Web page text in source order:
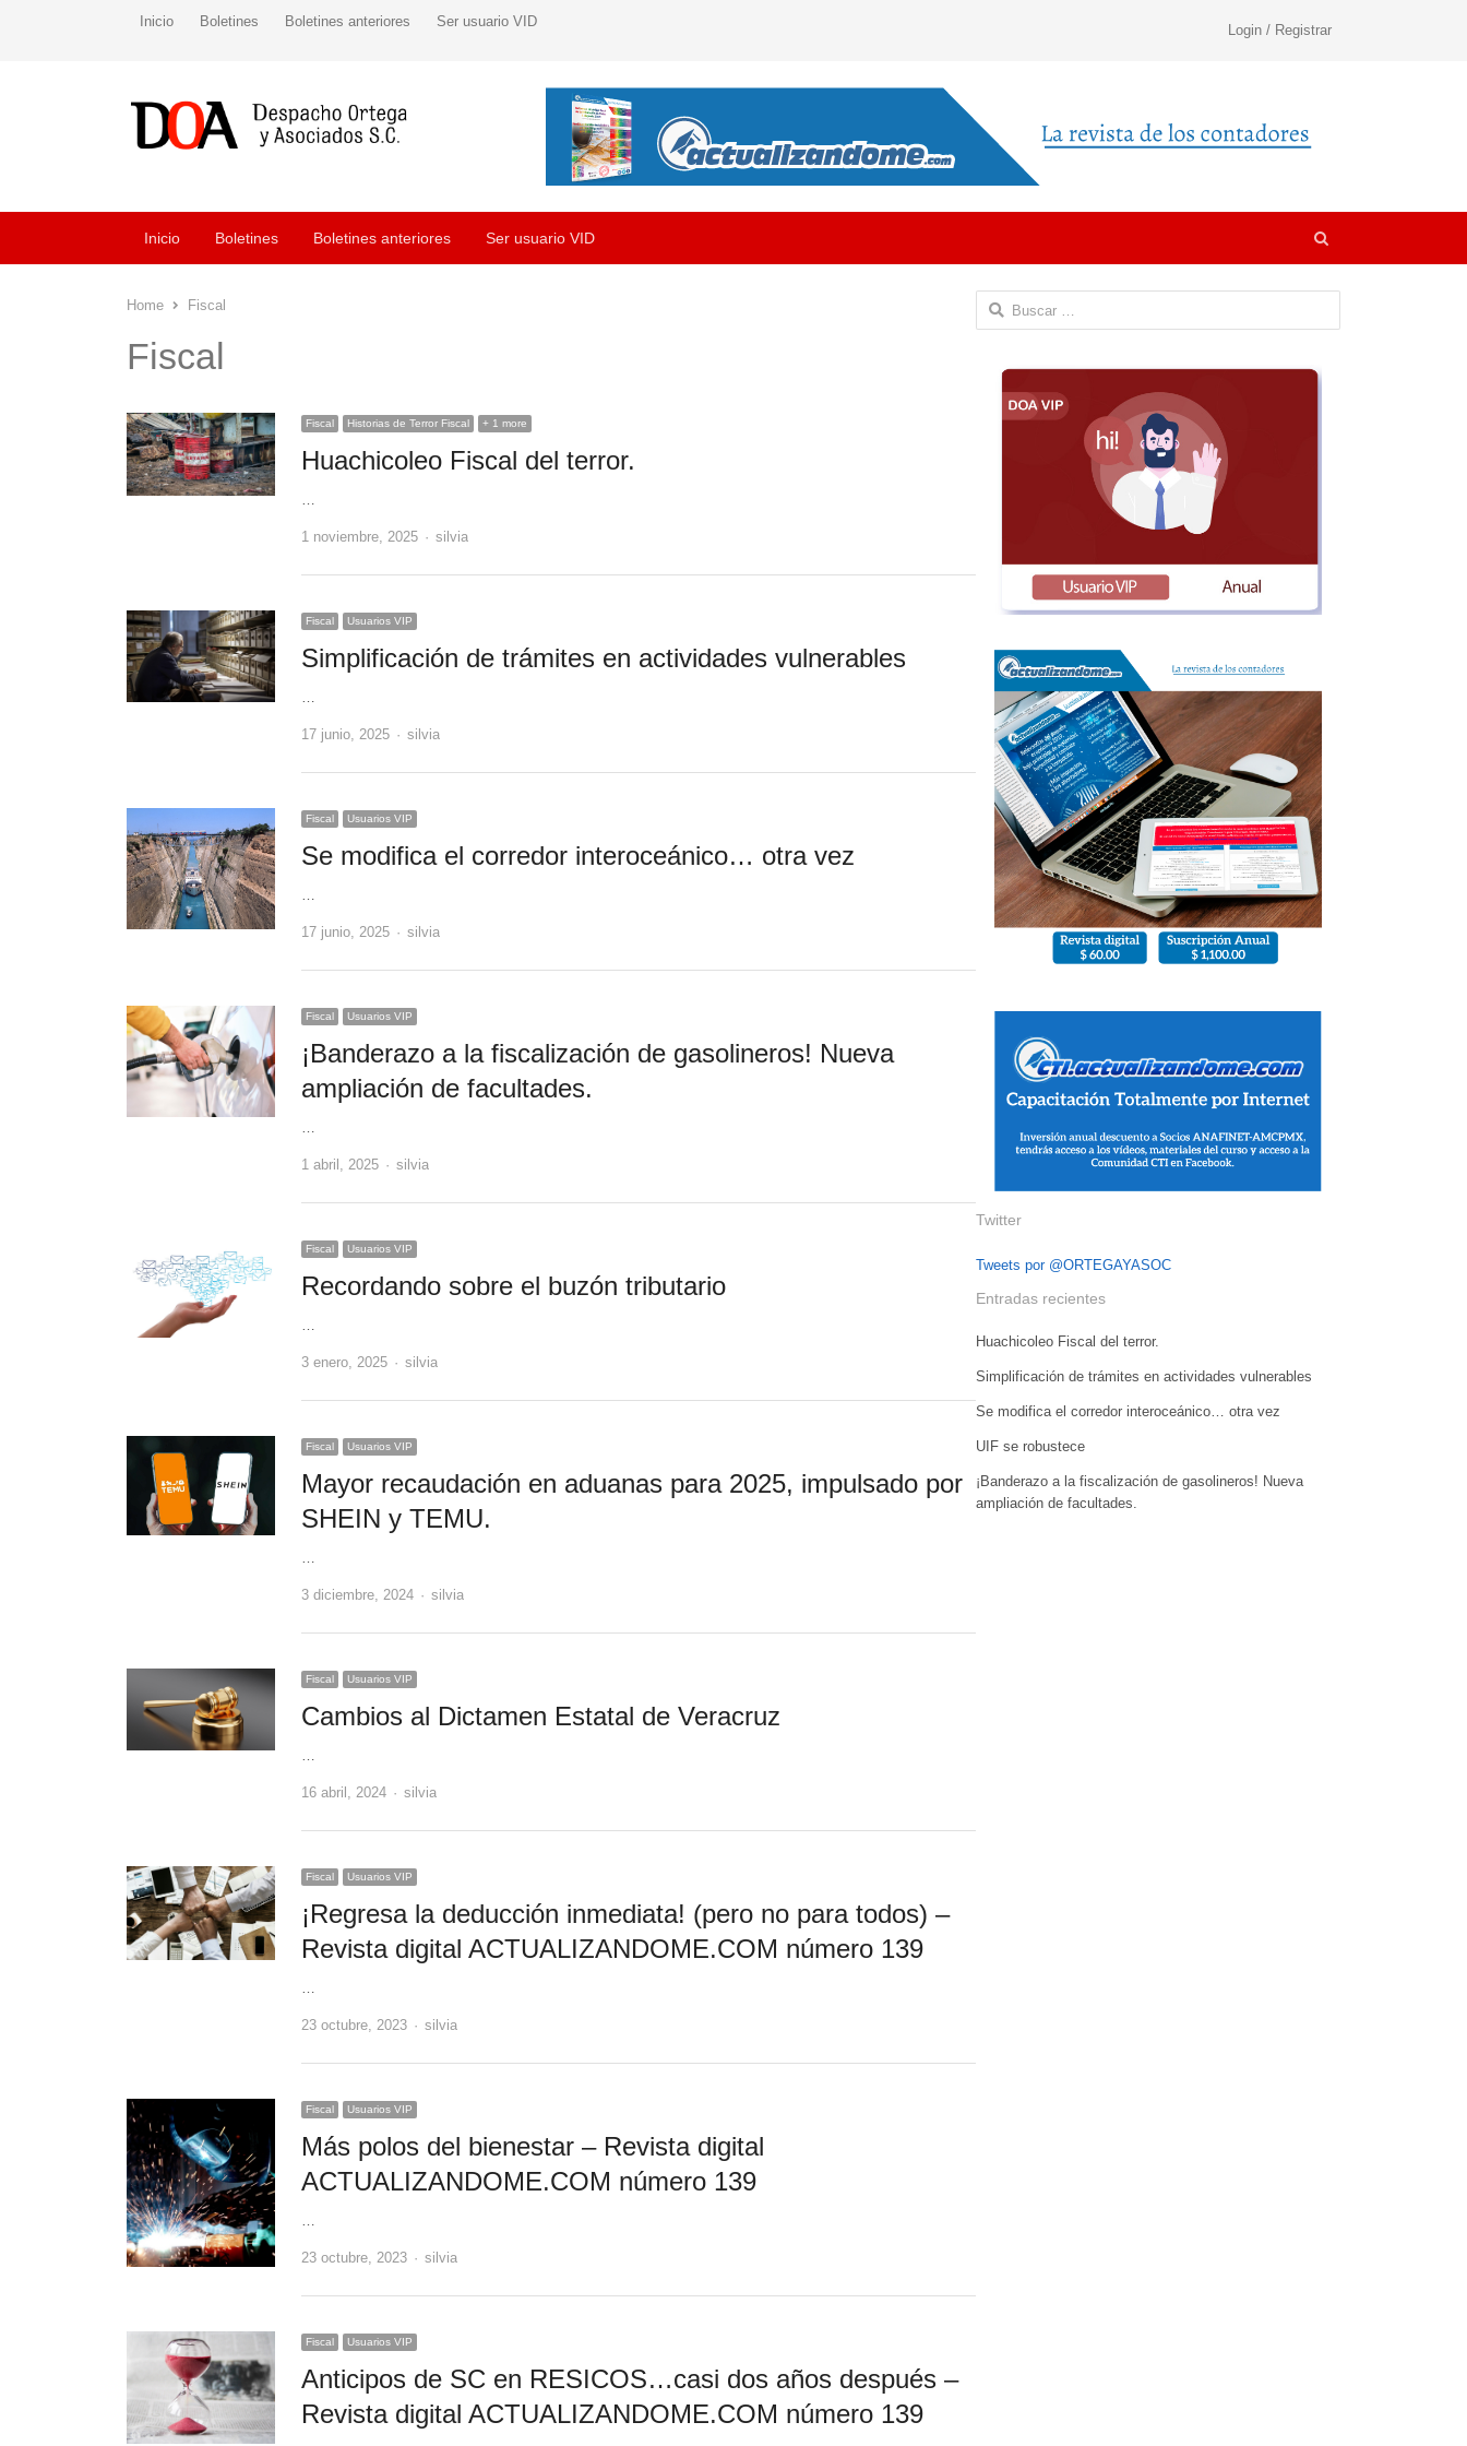
Inicio Boletines Boletines anteriores Ser usuario VID
Login / Registrar
Inicio Boletines Boletines anteriores Ser usuario VID
Home
Fiscal
Fiscal
Fiscal Historias de Terror Fiscal + 1 more
Huachicoleo Fiscal del terror.
…
1 noviembre, 2025 Author
silvia
Fiscal Usuarios VIP
Simplificación de trámites en actividades vulnerables
…
17 junio, 2025 Author
silvia
Fiscal Usuarios VIP
Se modifica el corredor interoceánico… otra vez
…
17 junio, 2025 Author
silvia
Fiscal Usuarios VIP
¡Banderazo a la fiscalización de gasolineros! Nueva
ampliación de facultades.
…
1 abril, 2025 Author
silvia
Fiscal Usuarios VIP
Recordando sobre el buzón tributario
…
3 enero, 2025 Author
silvia
Fiscal Usuarios VIP
Mayor recaudación en aduanas para 2025, impulsado por
SHEIN y TEMU.
…
3 diciembre, 2024 Author
silvia
Fiscal Usuarios VIP
Cambios al Dictamen Estatal de Veracruz
…
16 abril, 2024 Author
silvia
Fiscal Usuarios VIP
¡Regresa la deducción inmediata! (pero no para todos) –
Revista digital ACTUALIZANDOME.COM número 139
…
23 octubre, 2023 Author
silvia
Fiscal Usuarios VIP
Más polos del bienestar – Revista digital
ACTUALIZANDOME.COM número 139
…
23 octubre, 2023 Author
silvia
Fiscal Usuarios VIP
Anticipos de SC en RESICOS…casi dos años después –
Revista digital ACTUALIZANDOME.COM número 139
Buscar:
Twitter
Tweets por @ORTEGAYASOC
Entradas recientes
Huachicoleo Fiscal del terror.
Simplificación de trámites en actividades vulnerables
Se modifica el corredor interoceánico… otra vez
UIF se robustece
¡Banderazo a la fiscalización de gasolineros! Nueva
ampliación de facultades.